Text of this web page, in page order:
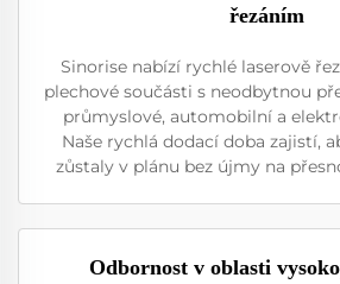
řezáním
Sinorise nabízí rychlé laserově
plechové součásti s neodbytnou
průmyslové, automobilní a
Naše rychlá dodací doba zajistí,
zůstaly v plánu bez újmy na
Odbornost v oblasti